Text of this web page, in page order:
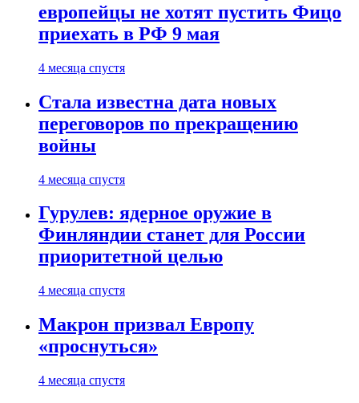
европейцы не хотят пустить Фицо
приехать в РФ 9 мая
4 месяца спустя
Стала известна дата новых
переговоров по прекращению
войны
4 месяца спустя
Гурулев: ядерное оружие в
Финляндии станет для России
приоритетной целью
4 месяца спустя
Макрон призвал Европу
«проснуться»
4 месяца спустя